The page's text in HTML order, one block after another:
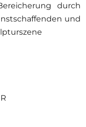
durch
und